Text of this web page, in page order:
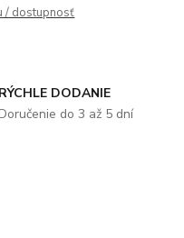
/ dostupnosť
RÝCHLE DODANIE
Doručenie do 3 až 5 dní